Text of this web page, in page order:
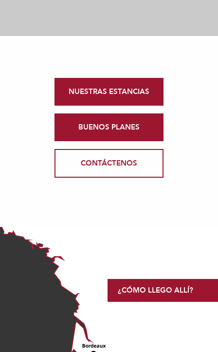
NUESTRAS ESTANCIAS
BUENOS PLANES
CONTÁCTENOS
¿CÓMO LLEGO ALLÍ?